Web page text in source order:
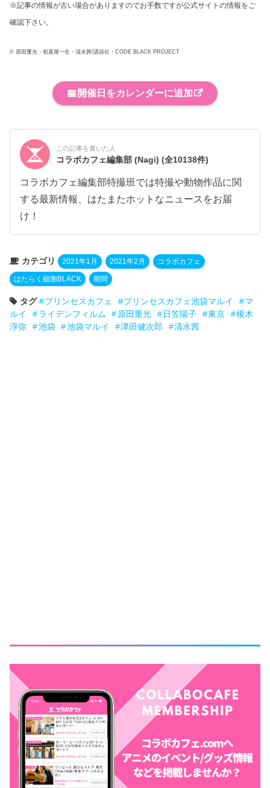
※記事の情報が古い場合がありますのでお手数ですが公式サイトの情報をご
確認下さい。
© 原田重光・初嘉屋一生・清水茜/講談社・CODE BLACK PROJECT
📅 開催日をカレンダーに追加
この記事を書いた人
コラボカフェ編集部 (Nagi)(全10138件)
コラボカフェ編集部特撮班では特撮や動物作品に関
する最新情報、はたまたホットなニュースをお届
け！
カテゴリ 2021年1月 2021年2月 コラボカフェ
はたらく細胞BLACK 期間
タグ プリンセスカフェ プリンセスカフェ池袋マルイ
マ
ルイ
ライデンフィルム 原田重光 日笠陽子 東京
榎木
淳弥
池袋 池袋マルイ 津田健次郎 清水茜